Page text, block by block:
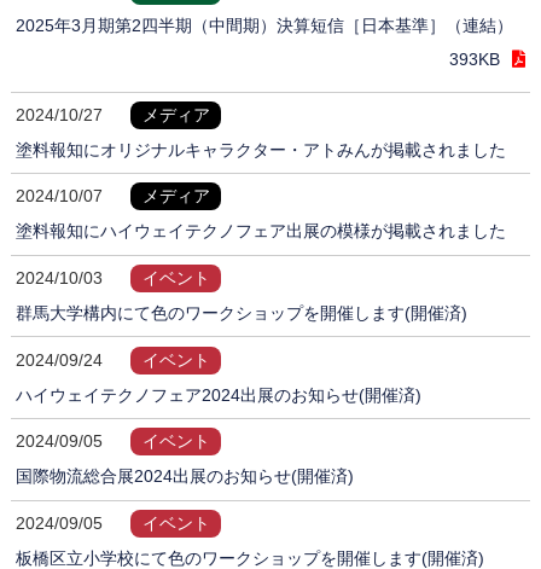
2025年3月期第2四半期（中間期）決算短信［日本基準］（連結）
393KB
2024/10/27
メディア
塗料報知にオリジナルキャラクター・アトみんが掲載されました
2024/10/07
メディア
塗料報知にハイウェイテクノフェア出展の模様が掲載されました
2024/10/03
イベント
群馬大学構内にて色のワークショップを開催します(開催済)
2024/09/24
イベント
ハイウェイテクノフェア2024出展のお知らせ(開催済)
2024/09/05
イベント
国際物流総合展2024出展のお知らせ(開催済)
2024/09/05
イベント
板橋区立小学校にて色のワークショップを開催します(開催済)